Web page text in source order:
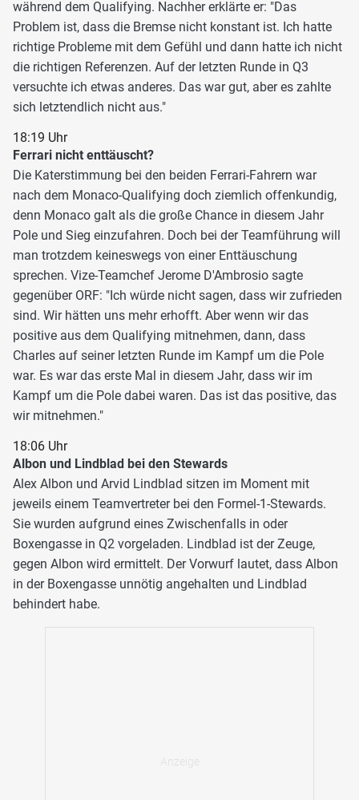
während dem Qualifying. Nachher erklärte er: "Das
Problem ist, dass die Bremse nicht konstant ist. Ich hatte
richtige Probleme mit dem Gefühl und dann hatte ich nicht
die richtigen Referenzen. Auf der letzten Runde in Q3
versuchte ich etwas anderes. Das war gut, aber es zahlte
sich letztendlich nicht aus."
18:19 Uhr
Ferrari nicht enttäuscht?
Die Katerstimmung bei den beiden Ferrari-Fahrern war
nach dem Monaco-Qualifying doch ziemlich offenkundig,
denn Monaco galt als die große Chance in diesem Jahr
Pole und Sieg einzufahren. Doch bei der Teamführung will
man trotzdem keineswegs von einer Enttäuschung
sprechen. Vize-Teamchef Jerome D'Ambrosio sagte
gegenüber ORF: "Ich würde nicht sagen, dass wir zufrieden
sind. Wir hätten uns mehr erhofft. Aber wenn wir das
positive aus dem Qualifying mitnehmen, dann, dass
Charles auf seiner letzten Runde im Kampf um die Pole
war. Es war das erste Mal in diesem Jahr, dass wir im
Kampf um die Pole dabei waren. Das ist das positive, das
wir mitnehmen."
18:06 Uhr
Albon und Lindblad bei den Stewards
Alex Albon und Arvid Lindblad sitzen im Moment mit
jeweils einem Teamvertreter bei den Formel-1-Stewards.
Sie wurden aufgrund eines Zwischenfalls in oder
Boxengasse in Q2 vorgeladen. Lindblad ist der Zeuge,
gegen Albon wird ermittelt. Der Vorwurf lautet, dass Albon
in der Boxengasse unnötig angehalten und Lindblad
behindert habe.